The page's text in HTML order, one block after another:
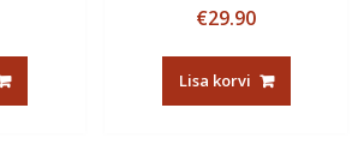
€29.90
Lisa korvi